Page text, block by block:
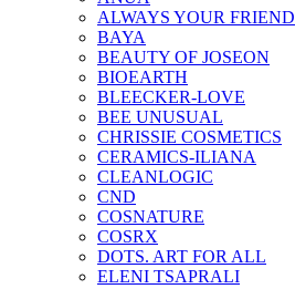
ALWAYS YOUR FRIEND
BAYA
BEAUTY OF JOSEON
BIOEARTH
BLEECKER-LOVE
BEE UNUSUAL
CHRISSIE COSMETICS
CERAMICS-ILIANA
CLEANLOGIC
CND
COSNATURE
COSRX
DOTS. ART FOR ALL
ELENI TSAPRALI